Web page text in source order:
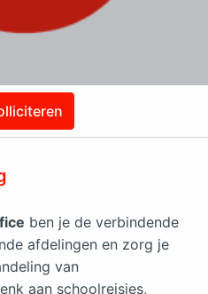
ben je de verbindende
afdelingen en zorg je
van
aan schoolreisjes,